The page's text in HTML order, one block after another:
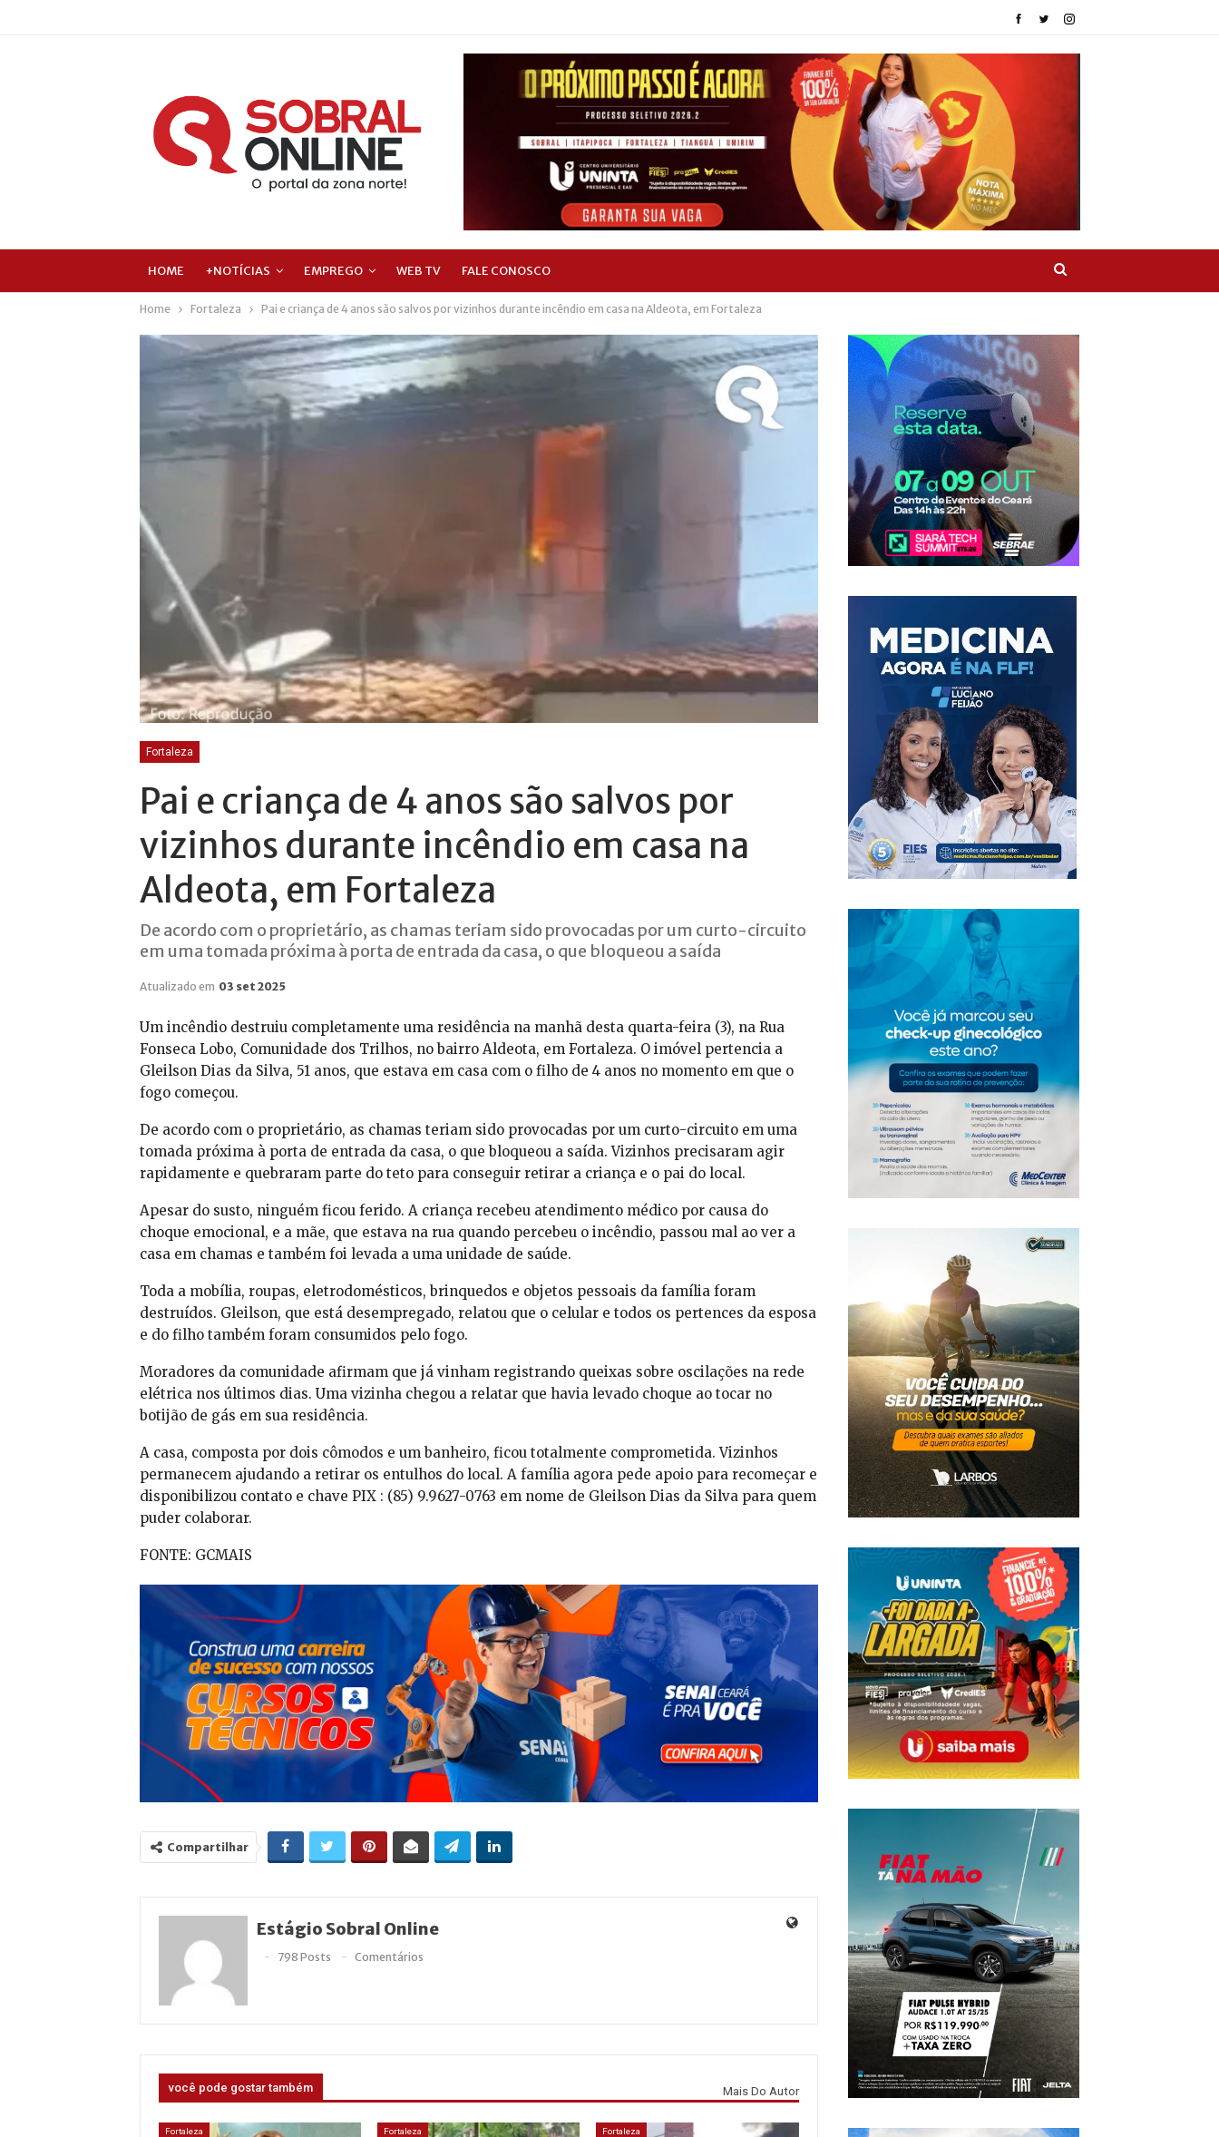
HOME +NOTÍCIAS EMPREGO WEB TV FALE CONOSCO
Home Fortaleza Pai e criança de 4 anos são salvos por vizinhos durante incêndio em casa na Aldeota, em Fortaleza
Fortaleza
Pai e criança de 4 anos são salvos por
vizinhos durante incêndio em casa na
Aldeota, em Fortaleza
De acordo com o proprietário, as chamas teriam sido provocadas por um curto-circuito
em uma tomada próxima à porta de entrada da casa, o que bloqueou a saída
Atualizado em 03 set 2025
Um incêndio destruiu completamente uma residência na manhã desta quarta-feira (3), na Rua
Fonseca Lobo, Comunidade dos Trilhos, no bairro Aldeota, em Fortaleza. O imóvel pertencia a
Gleilson Dias da Silva, 51 anos, que estava em casa com o filho de 4 anos no momento em que o
fogo começou.
De acordo com o proprietário, as chamas teriam sido provocadas por um curto-circuito em uma
tomada próxima à porta de entrada da casa, o que bloqueou a saída. Vizinhos precisaram agir
rapidamente e quebraram parte do teto para conseguir retirar a criança e o pai do local.
Apesar do susto, ninguém ficou ferido. A criança recebeu atendimento médico por causa do
choque emocional, e a mãe, que estava na rua quando percebeu o incêndio, passou mal ao ver a
casa em chamas e também foi levada a uma unidade de saúde.
Toda a mobília, roupas, eletrodomésticos, brinquedos e objetos pessoais da família foram
destruídos. Gleilson, que está desempregado, relatou que o celular e todos os pertences da esposa
e do filho também foram consumidos pelo fogo.
Moradores da comunidade afirmam que já vinham registrando queixas sobre oscilações na rede
elétrica nos últimos dias. Uma vizinha chegou a relatar que havia levado choque ao tocar no
botijão de gás em sua residência.
A casa, composta por dois cômodos e um banheiro, ficou totalmente comprometida. Vizinhos
permanecem ajudando a retirar os entulhos do local. A família agora pede apoio para recomeçar e
disponibilizou contato e chave PIX : (85) 9.9627-0763 em nome de Gleilson Dias da Silva para quem
puder colaborar.
FONTE: GCMAIS
Compartilhar
Estágio Sobral Online
798 Posts Comentários
você pode gostar também Mais Do Autor
Fortaleza Fortaleza Fortaleza